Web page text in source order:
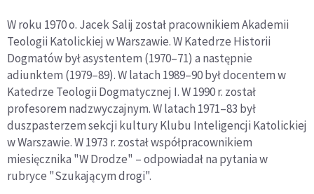
W roku 1970 o. Jacek Salij został pracownikiem Akademii
Teologii Katolickiej w Warszawie. W Katedrze Historii
Dogmatów był asystentem (1970–71) a następnie
adiunktem (1979–89). W latach 1989–90 był docentem w
Katedrze Teologii Dogmatycznej I. W 1990 r. został
profesorem nadzwyczajnym. W latach 1971–83 był
duszpasterzem sekcji kultury Klubu Inteligencji Katolickiej
w Warszawie. W 1973 r. został współpracownikiem
miesięcznika "W Drodze" – odpowiadał na pytania w
rubryce "Szukającym drogi".